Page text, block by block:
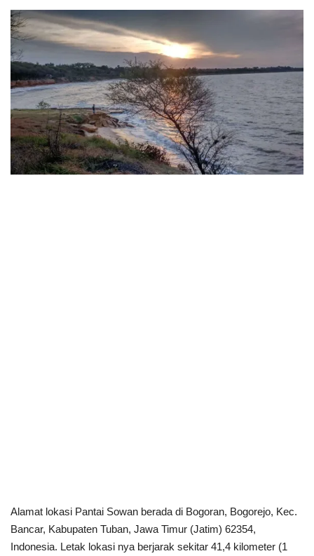
Alamat lokasi Pantai Sowan berada di Bogoran, Bogorejo, Kec.
Bancar, Kabupaten Tuban, Jawa Timur (Jatim) 62354,
Indonesia. Letak lokasi nya berjarak sekitar 41,4 kilometer (1